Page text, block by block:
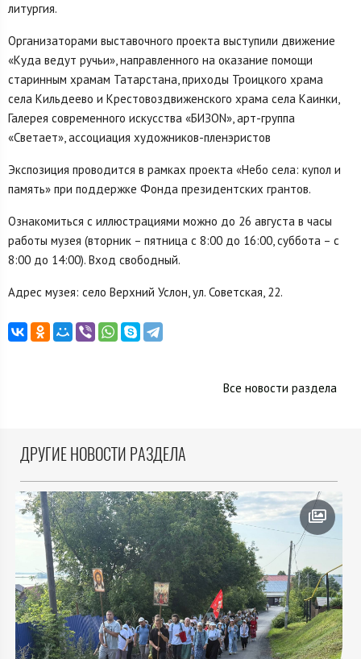
литургия.
Организаторами выставочного проекта выступили движение
«Куда ведут ручьи», направленного на оказание помощи
старинным храмам Татарстана, приходы Троицкого храма
села Кильдеево и Крестовоздвиженского храма села Каинки,
Галерея современного искусства «БИЗОN», арт-группа
«Светает», ассоциация художников-пленэристов
Экспозиция проводится в рамках проекта «Небо села: купол и
память» при поддержке Фонда президентских грантов.
Ознакомиться с иллюстрациями можно до 26 августа в часы
работы музея (вторник – пятница с 8:00 до 16:00, суббота – с
8:00 до 14:00). Вход свободный.
Адрес музея: село Верхний Услон, ул. Советская, 22.
Все новости раздела
ДРУГИЕ НОВОСТИ РАЗДЕЛА